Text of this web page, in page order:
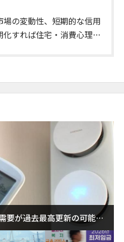
の変動性、短期的な信用
すれば住宅・消費心理に
要が過去最高更新の可能性